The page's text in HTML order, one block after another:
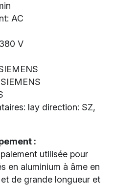
AC
V
lay direction: SZ,
:
utilisée pour
en aluminium à âme en
de grande longueur et